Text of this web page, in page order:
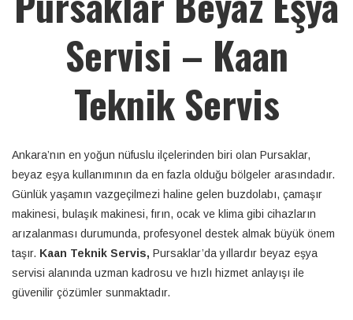
Servisi – Kaan
Teknik Servis
Ankara’nın en yoğun nüfuslu ilçelerinden biri olan Pursaklar,
beyaz eşya kullanımının da en fazla olduğu bölgeler arasındadır.
Günlük yaşamın vazgeçilmezi haline gelen buzdolabı, çamaşır
makinesi, bulaşık makinesi, fırın, ocak ve klima gibi cihazların
arızalanması durumunda, profesyonel destek almak büyük önem
taşır. Kaan Teknik Servis, Pursaklar’da yıllardır beyaz eşya
servisi alanında uzman kadrosu ve hızlı hizmet anlayışı ile
güvenilir çözümler sunmaktadır.